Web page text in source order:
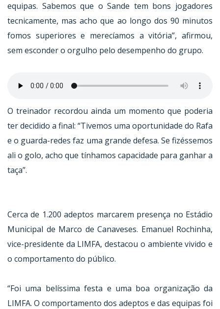
equipas. Sabemos que o Sande tem bons jogadores
tecnicamente, mas acho que ao longo dos 90 minutos
fomos superiores e merecíamos a vitória”, afirmou,
sem esconder o orgulho pelo desempenho do grupo.
O treinador recordou ainda um momento que poderia
ter decidido a final: “Tivemos uma oportunidade do Rafa
e o guarda-redes faz uma grande defesa. Se fizéssemos
ali o golo, acho que tínhamos capacidade para ganhar a
taça”.
Cerca de 1.200 adeptos marcarem presença no Estádio
Municipal de Marco de Canaveses. Emanuel Rochinha,
vice-presidente da LIMFA, destacou o ambiente vivido e
o comportamento do público.
“Foi uma belíssima festa e uma boa organização da
LIMFA. O comportamento dos adeptos e das equipas foi